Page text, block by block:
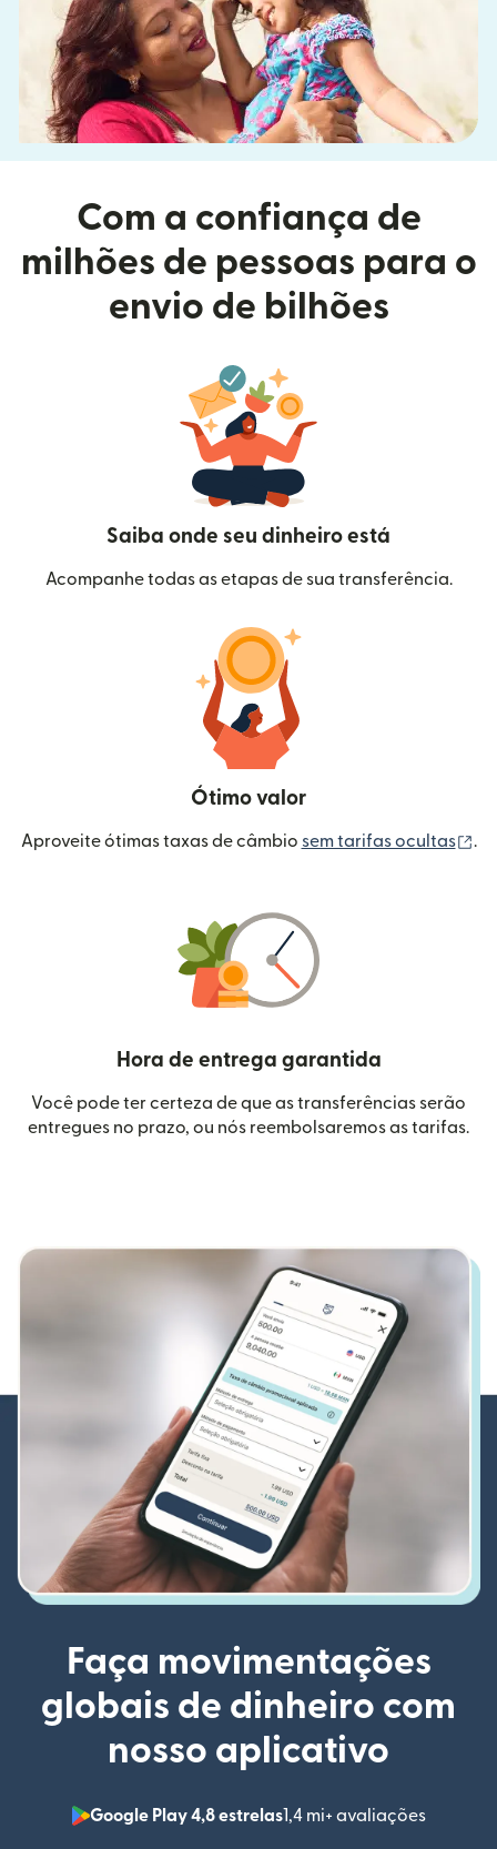
Com a confiança de
milhões de pessoas para o
envio de bilhões
Saiba onde seu dinheiro está
Acompanhe todas as etapas de sua transferência.
Ótimo valor
Aproveite ótimas taxas de câmbio sem tarifas ocultas .
Hora de entrega garantida
Você pode ter certeza de que as transferências serão
entregues no prazo, ou nós reembolsaremos as tarifas.
Faça movimentações
globais de dinheiro com
nosso aplicativo
Google Play 4,8 estrelas1,4 mi+ avaliações
(abre